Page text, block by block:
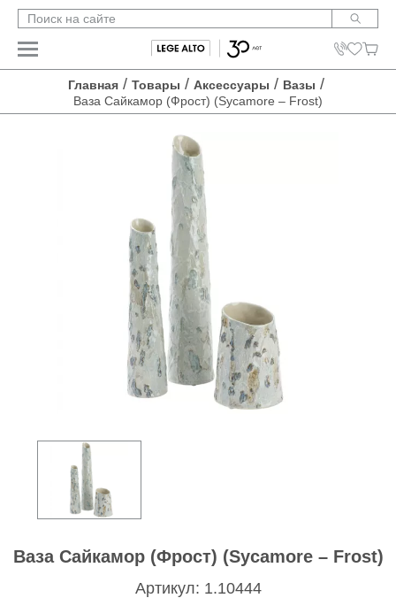
Главная/ Товары / Аксессуары / Вазы /
Ваза Сайкамор (Фрост) (Sycamore – Frost)
Ваза Сайкамор (Фрост) (Sycamore – Frost)
Артикул: 1.10444